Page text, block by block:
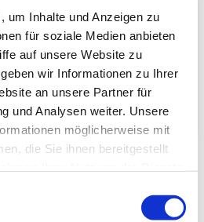
um Inhalte und Anzeigen zu
für soziale Medien anbieten
auf unsere Website zu
wir Informationen zu Ihrer
an unsere Partner für
und Analysen weiter. Unsere
möglicherweise mit
die Sie ihnen bereitgestellt
1 m
1 m
14,4 kg
44,0 dm³